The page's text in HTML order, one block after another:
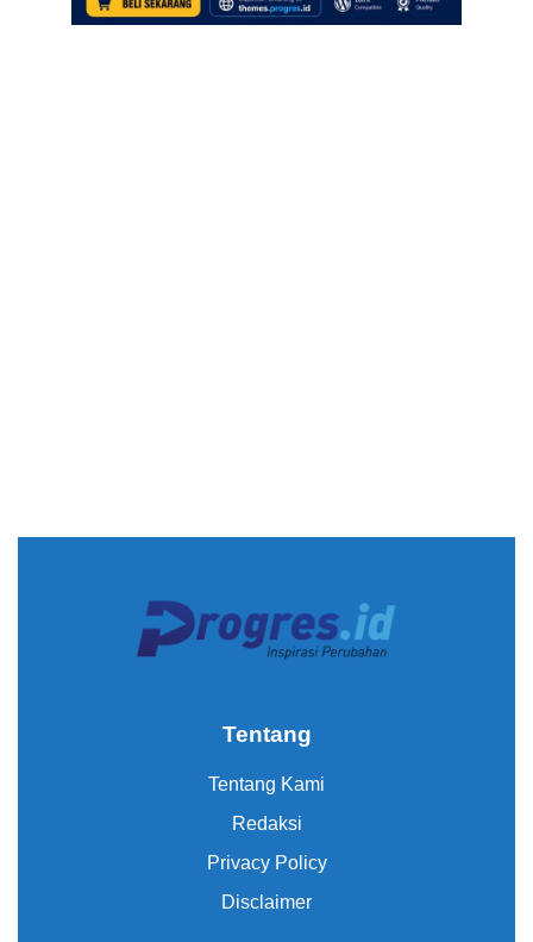
Tentang
Tentang Kami
Redaksi
Privacy Policy
Disclaimer